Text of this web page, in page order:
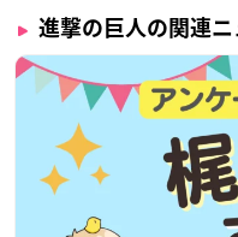
進撃の巨人の関連